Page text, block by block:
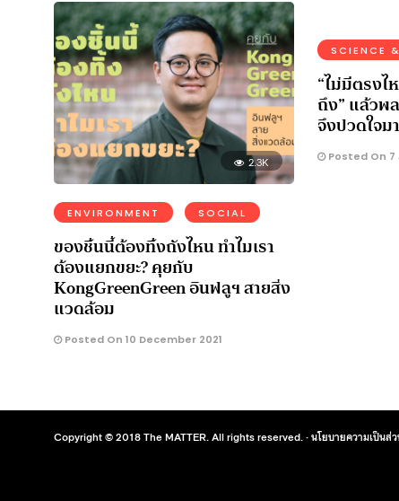
2.3K
ENVIRONMENT SOCIAL
ของชิ้นนี้ต้องทิ้งถังไหน ทำไมเรา
ต้องแยกขยะ? คุยกับ
KongGreenGreen อินฟลูฯ สายสิ่ง
แวดล้อม
Posted On 10 December 2021
SCIENCE
“ไม่มีตรงไ
ถึง” แล้วพ
จึงปวดใจ
Posted On 7
Copyright © 2018 The MATTER. All rights reserved. ·นโยบายความเป็นส่